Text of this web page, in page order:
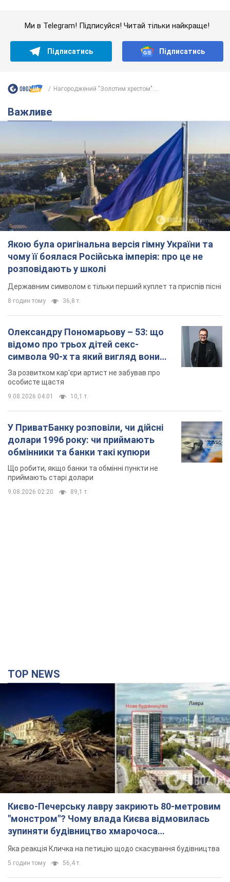
Якою була оригінальна версія гімну України та
чому її боялася Російська імперія: про це не
Державним символом є тільки перший куплет та приспів пісні
8 годин тому 36,8 т.
Олександру Пономарьову – 53: що
відомо про трьох дітей секс-
символа 90-х та який вигляд вони
За розвитком кар'єри артист не забував про
особисте щастя
9.08.2026 04:01
У ПриватБанку розповіли, чи дійсні
долари 1996 року: чи приймають
обмінники та банки такі купюри
Що робити, якщо банки та обмінні пункти не
приймають старі долари
9.08.2026 02:20 89,1 т.
Києво-Печерську лавру закриють 80-метровим
"монстром"? Чому влада Києва відмовилась
зупиняти будівництво хмарочоса
"московського вірянина"
Яка реакція Кличка на петицію щодо скасування будівництва
5 годин тому 56,4 т.
Армія РФ знищила підприємство Kromberg &
Schubert у Житомирі. Фото
Коли поновить роботу підприємство, наразі невідомо
2 години тому 8,1 т.
МЗС Болгарії викликало українського посла
через інцидент із дроном: що сталося
Бесіда відбудеться 10 серпня
5 годин тому 7,7 т.